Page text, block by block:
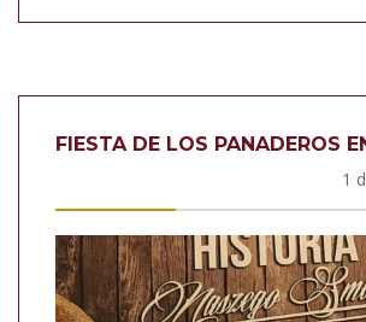
FIESTA DE LOS PANADEROS
1